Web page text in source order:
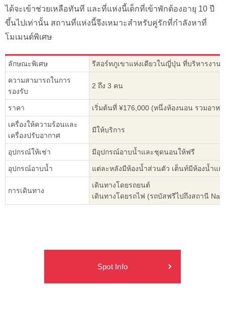
ได้จะเข้าช่วยเหลือทันที และที่แห่งนี้เด็กที่เข้าพักต้องอายุ 10 ปี
ขึ้นไปเท่านั้น สถานที่แห่งนี้จึงเหมาะสำหรับคู่รักที่กำลังหาที่
โมเมนต์พิเศษ
ลักษณะพิเศษ รีสอร์ทภูเขาแห่งเดียวในญี่ปุ่น ที่บริหารงาน
ความสามารถในการ
รองรับ
2 ถึง 3 คน
ราคา เริ่มต้นที่ ¥176,000 (หนึ่งห้องนอน รวมอาห
เครื่องให้ความร้อนและ
เครื่องปรับอากาศ
มีให้บริการ
อุปกรณ์ให้เช่า มีอุปกรณ์อาบน้ำและชุดนอนให้ฟรี
อุปกรณ์อาบน้ำ แต่ละหลังมีห้องน้ำส่วนตัว เต็นท์มีห้องน้ำแย
การเดินทาง
เดินทางโดยรถยนต์
เดินทางโดยรถไฟ (รถบัสฟรีไปถึงสถานี
Spot Info